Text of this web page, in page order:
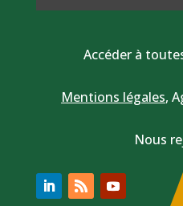
Accéder à
Mentions légales,
Nous